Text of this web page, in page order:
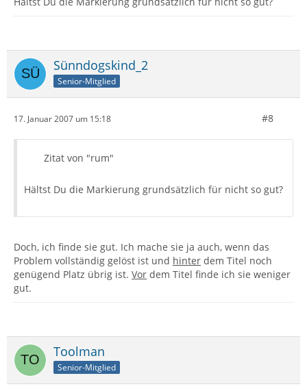
Sünndogskind_2
Senior-Mitglied
17. Januar 2007 um 15:18 #8
Zitat von "rum"
Hältst Du die Markierung grundsätzlich für nicht so gut?
Doch, ich finde sie gut. Ich mache sie ja auch, wenn das
Problem vollständig gelöst ist und hinter dem Titel noch
genügend Platz übrig ist. Vor dem Titel finde ich sie weniger
gut.
Toolman
Senior-Mitglied